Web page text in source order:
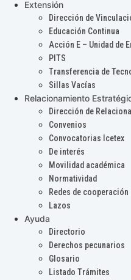
Extensión
Dirección de
Educación Continua
Acción E – Unidad de
PITS
Transferencia de
Sillas Vacías
Relacionamiento
Dirección de
Convenios
Convocatorias Icetex
De interés
Movilidad académica
Normatividad
Redes de cooperación
Lazos
Ayuda
Directorio
Derechos pecunarios
Glosario
Listado Trámites